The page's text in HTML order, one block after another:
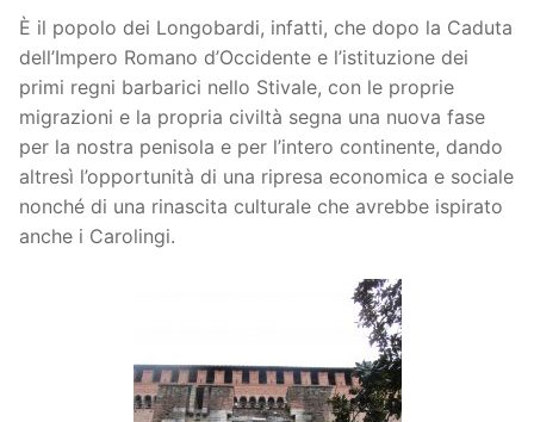
È il popolo dei Longobardi, infatti, che dopo la Caduta
dell’Impero Romano d’Occidente e l’istituzione dei
primi regni barbarici nello Stivale, con le proprie
migrazioni e la propria civiltà segna una nuova fase
per la nostra penisola e per l’intero continente, dando
altresì l’opportunità di una ripresa economica e sociale
nonché di una rinascita culturale che avrebbe ispirato
anche i Carolingi.